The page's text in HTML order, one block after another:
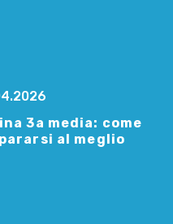
3a media: come
al meglio